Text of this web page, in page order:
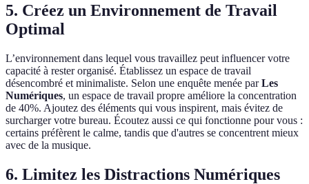
5. Créez un Environnement de Travail
Optimal
L’environnement dans lequel vous travaillez peut influencer votre
capacité à rester organisé. Établissez un espace de travail
désencombré et minimaliste. Selon une enquête menée parLes
Numériques, un espace de travail propre améliore la concentration
de 40%. Ajoutez des éléments qui vous inspirent, mais évitez de
surcharger votre bureau. Écoutez aussi ce qui fonctionne pour vous :
certains préfèrent le calme, tandis que d'autres se concentrent mieux
avec de la musique.
6. Limitez les Distractions Numériques